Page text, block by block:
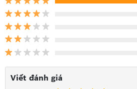
Viết đánh giá